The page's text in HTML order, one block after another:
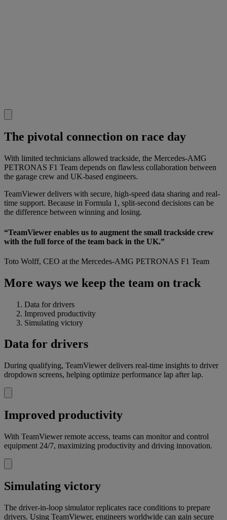
The pivotal connection on race day
With limited technicians allowed trackside, the Mercedes-AMG
PETRONAS F1 Team depends on flawless collaboration between
the garage crew and UK-based engineers.
TeamViewer delivers with secure, high-speed data sharing and real-
time support. Because in Formula 1, split-second decisions can be
the difference between winning and losing.
“TeamViewer enables us to augment the small trackside crew
with the full force of the team back in the UK.”
Toto Wolff, CEO at the Mercedes-AMG PETRONAS F1 Team
More ways we keep the team on track
Data for drivers
Improved productivity
Simulating victory
Data for drivers
During qualifying, TeamViewer delivers real-time insights to driver
dropdown screens, helping optimize performance lap after lap.
Improved productivity
With TeamViewer remote access, teams can monitor and control
equipment 24/7, maximizing productivity and driving innovation.
Simulating victory
The driver-in-loop simulator replicates race conditions to prepare
drivers. Using TeamViewer, engineers worldwide can gain secure